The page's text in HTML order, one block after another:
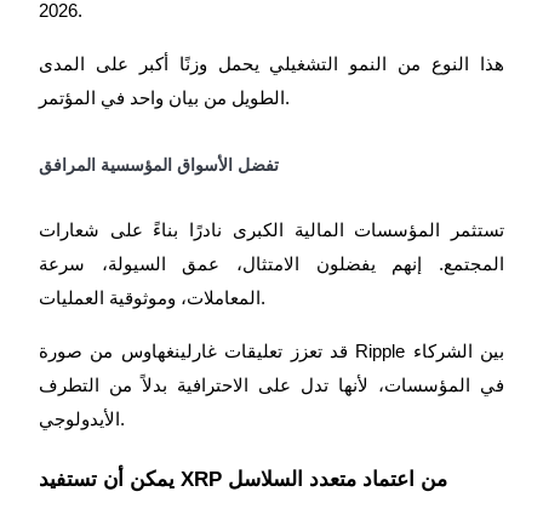
2026.
هذا النوع من النمو التشغيلي يحمل وزنًا أكبر على المدى
الطويل من بيان واحد في المؤتمر.
تفضل الأسواق المؤسسية المرافق
تستثمر المؤسسات المالية الكبرى نادرًا بناءً على شعارات
المجتمع. إنهم يفضلون الامتثال، عمق السيولة، سرعة
المعاملات، وموثوقية العمليات.
قد تعزز تعليقات غارلينغهاوس من صورة Ripple بين الشركاء
في المؤسسات، لأنها تدل على الاحترافية بدلاً من التطرف
الأيدولوجي.
يمكن أن تستفيد XRP من اعتماد متعدد السلاسل